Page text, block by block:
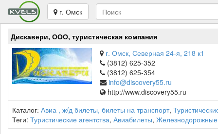
г. Омск
Дискавери, ООО, туристическая компания
г. Омск, Северная 24-я, 218 к1
(3812) 625-352
(3812) 625-354
info@discovery55.ru
http://www.discovery55.ru
Каталог: Авиа , ж/д билеты, билеты на транспорт,
Теги: Туристические агентства, Авиабилеты,